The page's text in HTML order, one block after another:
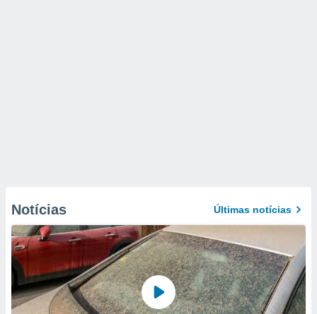
Notícias Últimas notícias